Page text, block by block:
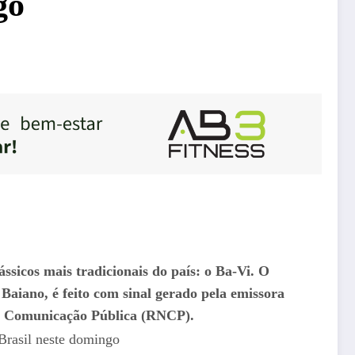
mais tradicionais do país: o Ba-Vi. O
é feito com sinal gerado pela emissora
Pública (RNCP).